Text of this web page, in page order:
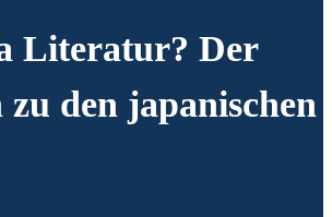
Literatur? Der
den japanischen